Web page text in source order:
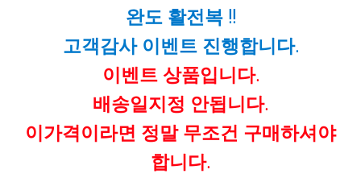
완도 활전복 !!
고객감사 이벤트 진행합니다.
이벤트 상품입니다.
배송일지정 안됩니다.
이가격이라면 정말 무조건 구매하셔야
합니다.